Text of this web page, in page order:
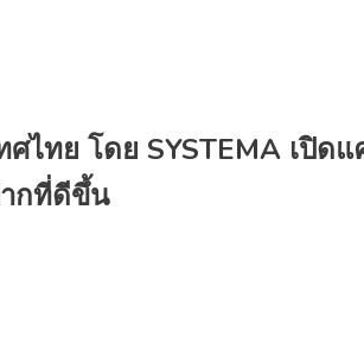
ศไทย โดย SYSTEMA เปิ
กที่ดีขึ้น